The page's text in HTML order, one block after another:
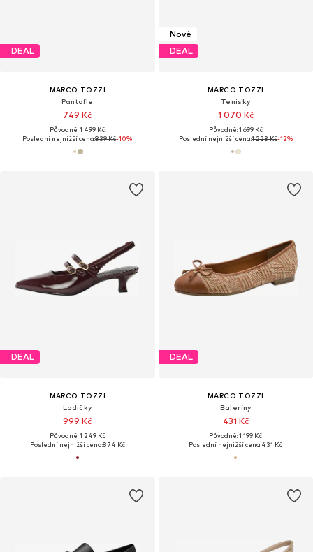
DEAL
MARCO TOZZI
Pantofle
749 Kč
Původně: 1 499 Kč
Poslední nejnižší cena:839 Kč-10%
Nové
DEAL
MARCO TOZZI
Tenisky
1 070 Kč
Původně: 1 699 Kč
Poslední nejnižší cena:1 223 Kč-12%
DEAL
MARCO TOZZI
Lodičky
999 Kč
Původně: 1 249 Kč
Poslední nejnižší cena:874 Kč
DEAL
MARCO TOZZI
Baleríny
431 Kč
Původně: 1 199 Kč
Poslední nejnižší cena:431 Kč